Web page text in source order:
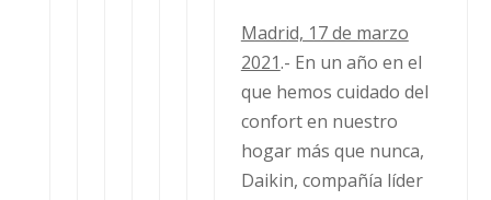
Madrid, 17 de marzo
2021.- En un año en el
que hemos cuidado del
confort en nuestro
hogar más que nunca,
Daikin, compañía líder